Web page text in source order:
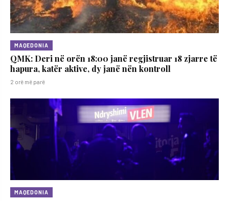
MAQEDONIA
QMK: Deri në orën 18:00 janë regjistruar 18 zjarre të
hapura, katër aktive, dy janë nën kontroll
2 orë më parë
MAQEDONIA